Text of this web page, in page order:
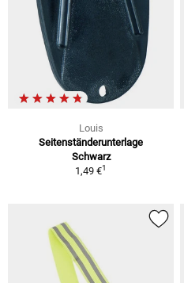
Louis
Seitenständerunterlage
Schwarz
1,49 €1